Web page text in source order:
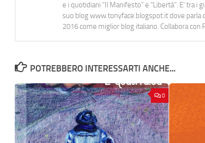
e i quotidiani “Il Manifesto” e “Libertà”. E' tra
suo blog www.tonyface.blogspot.it dove parla
2016 come miglior blog italiano. Collabora con
POTREBBERO INTERESSARTI ANCHE...
0